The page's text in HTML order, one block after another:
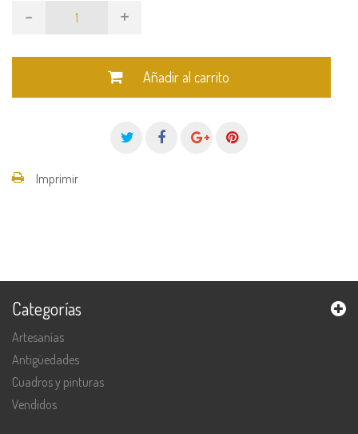
- +
Añadir al carrito
Imprimir
Categorías
Artesanías
Antigüedades
Cuadros y pinturas
Vendidos